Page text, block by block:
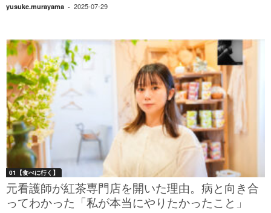
yusuke.murayama - 2025-07-29
01【食べに行く】
元看護師が紅茶専門店を開いた理由。病と向き合
ってわかった「私が本当にやりたかったこと」